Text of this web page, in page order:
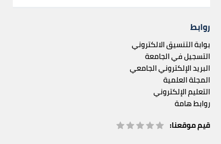
روابط
بوابة التنسيق الالكتروني
التسجيل في الجامعة
البريد الإلكتروني الجامعي
المجلة العلمية
التعليم الإلكتروني
روابط هامة
قيم موقعنا: